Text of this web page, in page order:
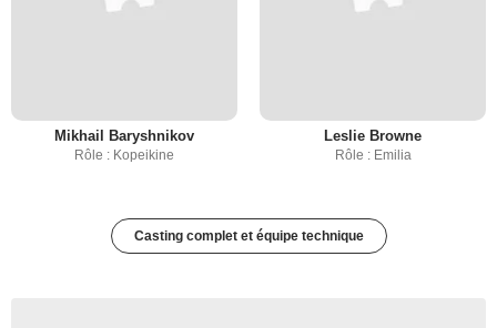
Mikhail Baryshnikov
Rôle : Kopeikine
Leslie Browne
Rôle : Emilia
Casting complet et équipe technique